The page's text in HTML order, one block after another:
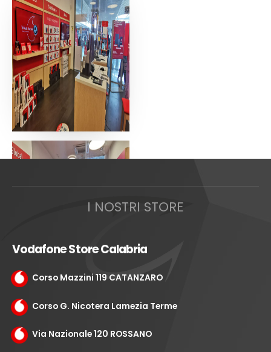
I NOSTRI STORE
Vodafone Store Calabria
Corso Mazzini 119 CATANZARO
Corso G. Nicotera Lamezia Terme
Via Nazionale 120 ROSSANO